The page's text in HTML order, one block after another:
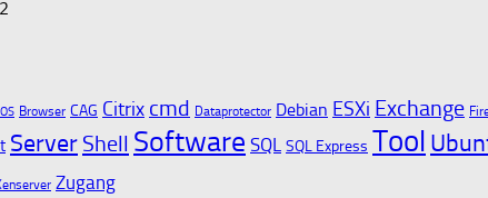
Browser CAG Citrix cmd Dataprotector Debian ESXi Exchange
Server Shell Software SQL SQL Express Tool
Zugang